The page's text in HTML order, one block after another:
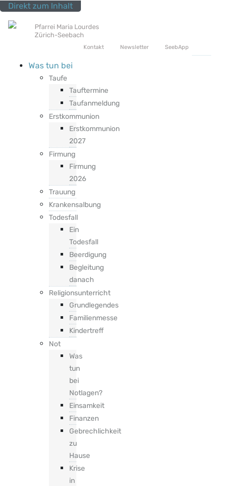
Direkt zum Inhalt
Pfarrei Maria Lourdes
Zürich-Seebach
Top Service Menu
Kontakt Newsletter SeebApp
Was tun bei
Taufe
Tauftermine
Taufanmeldung
Erstkommunion
Erstkommunion
2027
Firmung
Firmung
2026
Trauung
Krankensalbung
Todesfall
Ein
Todesfall
Beerdigung
Begleitung
danach
Religionsunterricht
Grundlegendes
Familienmesse
Kindertreff
Not
Was
tun
bei
Notlagen?
Einsamkeit
Finanzen
Gebrechlichkeit
zu
Hause
Krise
in